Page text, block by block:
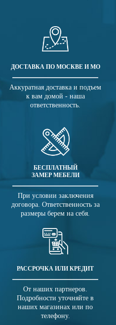
ДОСТАВКА ПО МОСКВЕ И МО
Аккуратная доставка и подъем
к вам домой - наша
ответственность.
БЕСПЛАТНЫЙ
ЗАМЕР МЕБЕЛИ
При условии заключения
договора. Ответственность за
размеры берем на себя.
РАССРОЧКА ИЛИ КРЕДИТ
От наших партнеров.
Подробности уточняйте в
наших магазинах или по
телефону.